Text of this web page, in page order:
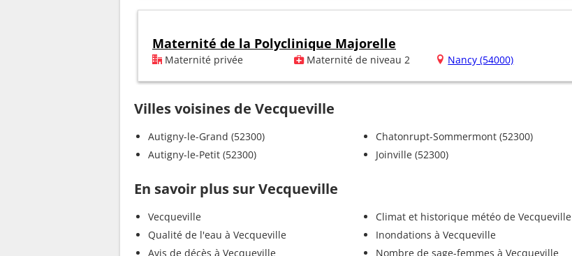
Maternité de la Polyclinique Majorelle
Maternité privée Maternité de niveau 2 Nancy (54000)
Villes voisines de Vecqueville
Autigny-le-Grand (52300)
Autigny-le-Petit (52300)
Chatonrupt-Sommermont (52300)
Joinville (52300)
En savoir plus sur Vecqueville
Vecqueville
Qualité de l'eau à Vecqueville
Avis de décès à Vecqueville
Climat et historique météo de Vecqueville
Inondations à Vecqueville
Nombre de sage-femmes à Vecqueville